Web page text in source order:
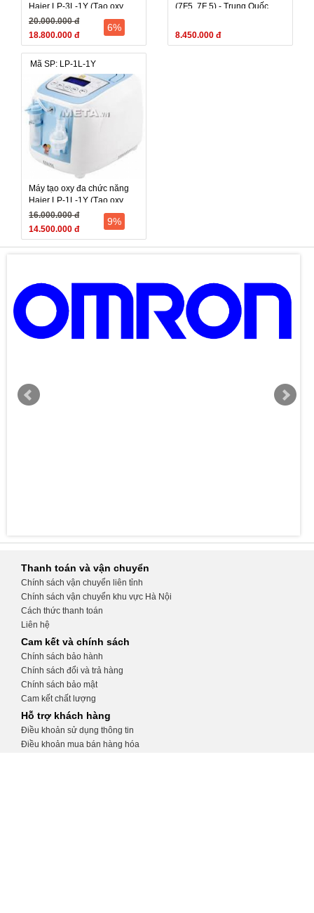
Haier LP-3L-1Y (Tạo oxy,
Xông khí dung), 3lit
20.000.000 đ
18.800.000 đ
6%
(7F5, 7F 5) - Trung Quốc
8.450.000 đ
Mã SP: LP-1L-1Y
Máy tạo oxy đa chức năng
Haier LP-1L-1Y (Tạo oxy,
Xông khí dung, Tạo anion), 5
lit
16.000.000 đ
14.500.000 đ
9%
Thanh toán và vận chuyển
Chính sách vận chuyển liên tỉnh
Chính sách vận chuyển khu vực Hà Nội
Cách thức thanh toán
Liên hệ
Cam kết và chính sách
Chính sách bảo hành
Chính sách đổi và trả hàng
Chính sách bảo mật
Cam kết chất lượng
Hỗ trợ khách hàng
Điều khoản sử dụng thông tin
Điều khoản mua bán hàng hóa